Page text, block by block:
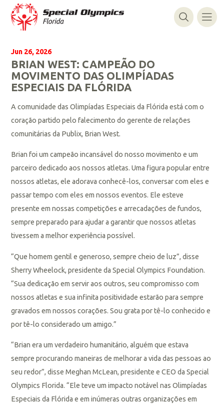
Jun 26, 2026
BRIAN WEST: CAMPEÃO DO
MOVIMENTO DAS OLIMPÍADAS
ESPECIAIS DA FLÓRIDA
A comunidade das Olimpíadas Especiais da Flórida está com o
coração partido pelo falecimento do gerente de relações
comunitárias da Publix, Brian West.
Brian foi um campeão incansável do nosso movimento e um
parceiro dedicado aos nossos atletas. Uma figura popular entre
nossos atletas, ele adorava conhecê-los, conversar com eles e
passar tempo com eles em nossos eventos. Ele esteve
presente em nossas competições e arrecadações de fundos,
sempre preparado para ajudar a garantir que nossos atletas
tivessem a melhor experiência possível.
“Que homem gentil e generoso, sempre cheio de luz”, disse
Sherry Wheelock, presidente da Special Olympics Foundation.
“Sua dedicação em servir aos outros, seu compromisso com
nossos atletas e sua infinita positividade estarão para sempre
gravados em nossos corações. Sou grata por tê-lo conhecido e
por tê-lo considerado um amigo.”
“Brian era um verdadeiro humanitário, alguém que estava
sempre procurando maneiras de melhorar a vida das pessoas ao
seu redor”, disse Meghan McLean, presidente e CEO da Special
Olympics Florida. “Ele teve um impacto notável nas Olimpíadas
Especiais da Flórida e em inúmeras outras organizações em